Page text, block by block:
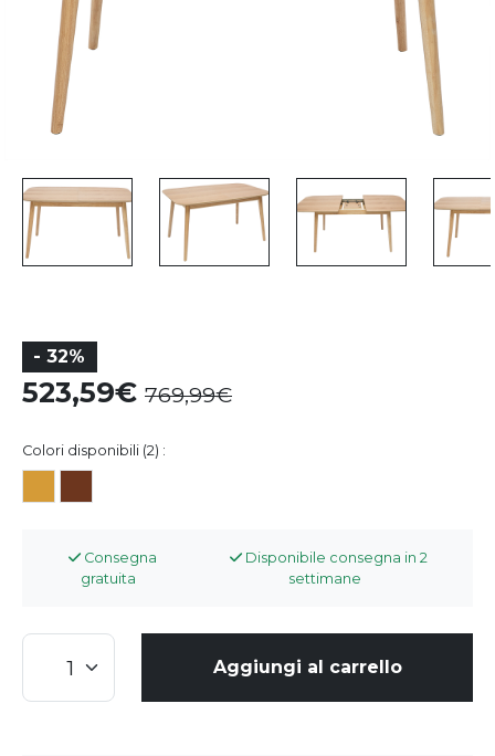
- 32%
523,59 769,99
Colori disponibili (2) :
Consegna
gratuita
Disponibile consegna in 2
settimane
Aggiungi al carrello